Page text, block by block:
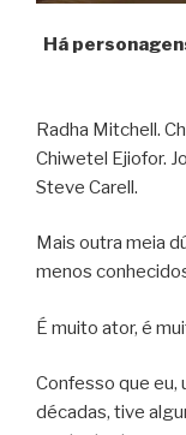
Há
Radha Mitchell.
Chiwetel Ejiofor.
Steve Carell.
Mais outra meia
menos
É muito ator, é
Confesso que eu,
décadas, tive